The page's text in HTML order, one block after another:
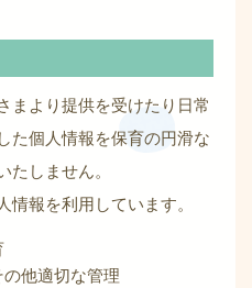
まより提供を受けたり日常
た個人情報を保育の円滑な
しません。
報を利用しています。
他適切な管理